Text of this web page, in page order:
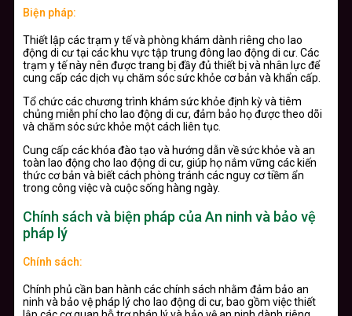
Biện pháp:
Thiết lập các trạm y tế và phòng khám dành riêng cho lao
động di cư tại các khu vực tập trung đông lao động di cư. Các
trạm y tế này nên được trang bị đầy đủ thiết bị và nhân lực để
cung cấp các dịch vụ chăm sóc sức khỏe cơ bản và khẩn cấp.
Tổ chức các chương trình khám sức khỏe định kỳ và tiêm
chủng miễn phí cho lao động di cư, đảm bảo họ được theo dõi
và chăm sóc sức khỏe một cách liên tục.
Cung cấp các khóa đào tạo và hướng dẫn về sức khỏe và an
toàn lao động cho lao động di cư, giúp họ nắm vững các kiến
thức cơ bản và biết cách phòng tránh các nguy cơ tiềm ẩn
trong công việc và cuộc sống hàng ngày.
Chính sách và biện pháp của An ninh và bảo vệ
pháp lý
Chính sách:
Chính phủ cần ban hành các chính sách nhằm đảm bảo an
ninh và bảo vệ pháp lý cho lao động di cư, bao gồm việc thiết